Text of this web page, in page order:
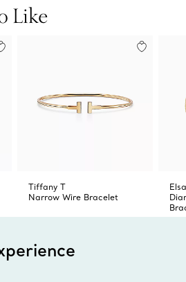
Like
Tiffany T
Narrow Wire Bracelet